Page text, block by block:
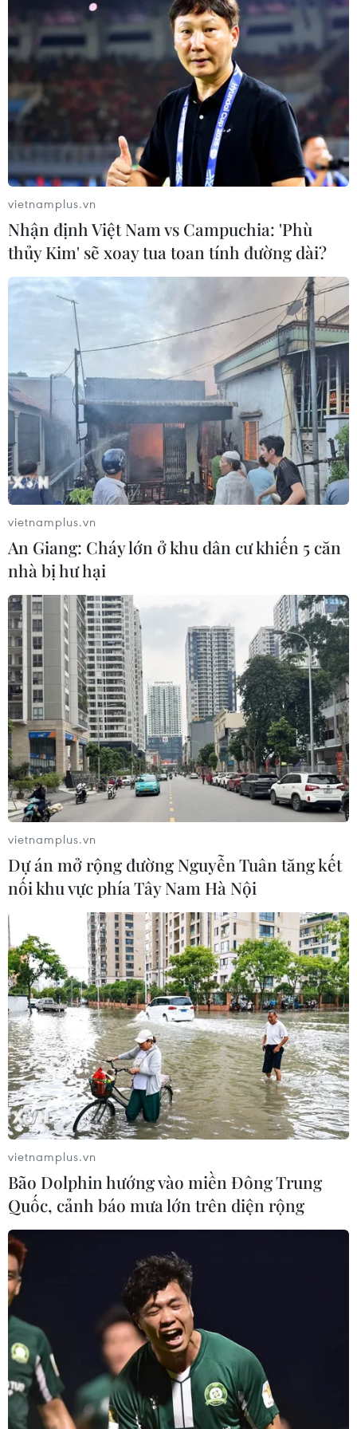
TIN CÙNG CHUYÊN MỤC
Thời tiết ngày 7/8: Bắc Bộ và Bắc
Trung Bộ giảm mưa về đêm, cục bộ
vietnamplus.vn
Nhận định Việt Nam vs Campuchia: 'Phù
thủy Kim' sẽ xoay tua toan tính đường dài?
vietnamplus.vn
An Giang: Cháy lớn ở khu dân cư khiến 5 căn
nhà bị hư hại
vietnamplus.vn
Dự án mở rộng đường Nguyễn Tuân tăng kết
nối khu vực phía Tây Nam Hà Nội
vietnamplus.vn
Bão Dolphin hướng vào miền Đông Trung
Quốc, cảnh báo mưa lớn trên diện rộng